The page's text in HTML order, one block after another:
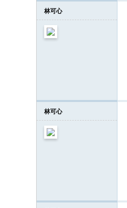
林可心
林可心